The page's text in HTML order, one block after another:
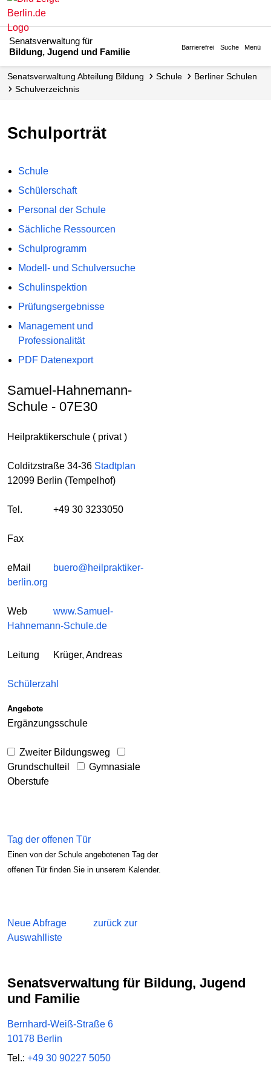
Senatsverwaltung für
Bildung, Jugend und Familie
Barrierefrei Suche Menü
Senats­verwaltung Abteilung Bildung Schule
Berliner Schulen
Schul­verzeichnis
Schulporträt
Schule
Schülerschaft
Personal der Schule
Sächliche Ressourcen
Schulprogramm
Modell- und Schulversuche
Schulinspektion
Prüfungsergebnisse
Management und
Professionalität
PDF Datenexport
Samuel-Hahnemann-
Schule - 07E30
Heilpraktikerschule ( privat )
Colditzstraße 34-36 Stadtplan
12099 Berlin (Tempelhof)
Tel. +49 30 3233050
Fax
eMail
buero@heilpraktiker-
berlin.org
Web
www.Samuel-
Hahnemann-Schule.de
Leitung Krüger, Andreas
Schülerzahl
Angebote
Ergänzungsschule
Zweiter Bildungsweg
Grundschulteil
Gymnasiale
Oberstufe
Tag der offenen Tür
Einen von der Schule angebotenen Tag der
offenen Tür finden Sie in unserem Kalender.
Neue Abfrage
zurück zur
Auswahlliste
Senatsverwaltung für Bildung, Jugend
und Familie
Bernhard-Weiß-Straße 6
10178 Berlin
Tel.: +49 30 90227 5050